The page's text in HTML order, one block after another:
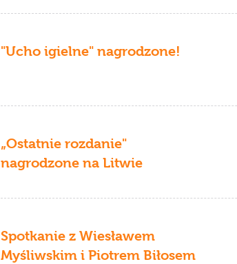
"Ucho igielne" nagrodzone!
„Ostatnie rozdanie"
nagrodzone na Litwie
Spotkanie z Wiesławem
Myśliwskim i Piotrem Biłosem